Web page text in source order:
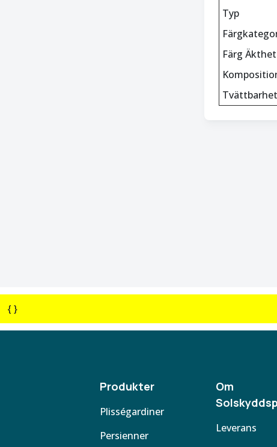
Typ
Färg Äkthet
Tvättbarhet
{ }
Produkter
Plisségardiner
Persienner
Om
Leverans